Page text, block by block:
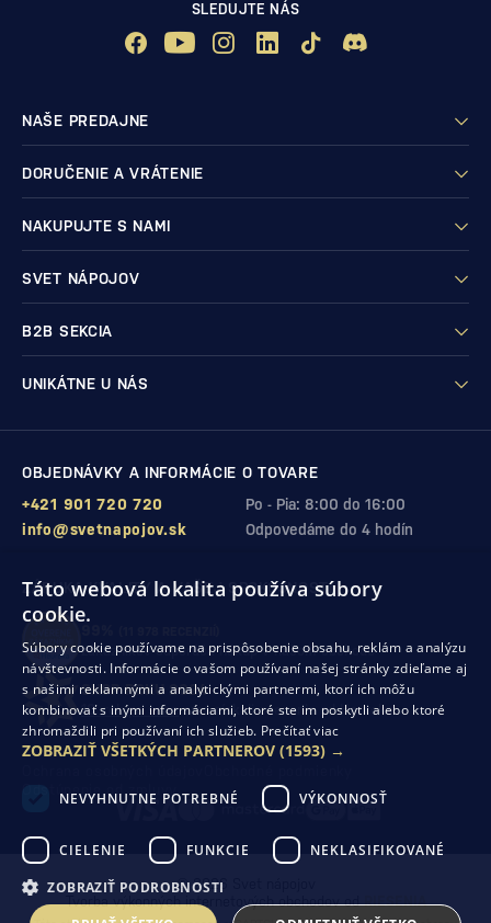
SLEDUJTE NÁS
NAŠE PREDAJNE
DORUČENIE A VRÁTENIE
NAKUPUJTE S NAMI
SVET NÁPOJOV
B2B SEKCIA
UNIKÁTNE U NÁS
OBJEDNÁVKY A INFORMÁCIE O TOVARE
Po - Pia: 8:00 do 16:00
+421 901 720 720
Odpovedáme do 4 hodín
info@svetnapojov.sk
ZÁRUKA KVALITY A VAŠEJ SPOKOJNOSTI
zákazníkov odporúča nákup v našom obchode
SHOP ROKU 2024
10. rok po sebesme získali ocenenie od Heureka
Odstúpenie od zmluvy
© 2026 Svet nápojov
Tvorba výkonných internetových obchodov odRIESENIA
Táto webová lokalita používa súbory
cookie.
Súbory cookie používame na prispôsobenie obsahu, reklám a analýzu
návštevnosti. Informácie o vašom používaní našej stránky zdieľame aj
s našimi reklamnými a analytickými partnermi, ktorí ich môžu
kombinovať s inými informáciami, ktoré ste im poskytli alebo ktoré
zhromaždili pri používaní ich služieb. Prečítať viac
ZOBRAZIŤ VŠETKÝCH PARTNEROV (1593) →
NEVYHNUTNE POTREBNÉ VÝKONNOSŤ
CIELENIE FUNKCIE NEKLASIFIKOVANÉ
ZOBRAZIŤ PODROBNOSTI